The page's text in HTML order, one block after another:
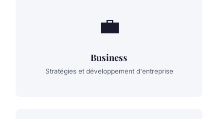
💼
Business
Stratégies et développement d'entreprise